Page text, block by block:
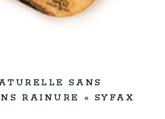
SANS
RAINURE « SYFAX